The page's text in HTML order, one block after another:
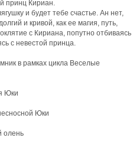
принц Кириан.
и будет тебе счастье. Ан нет,
и кривой, как ее магия, путь,
с Кириана, попутно отбиваясь
с невестой принца.
в рамках цикла Веселые
Юки
Юки
олень